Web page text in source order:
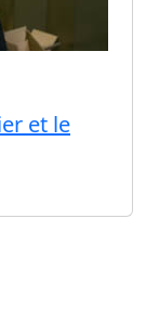
et le